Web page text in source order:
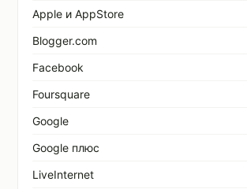
Apple и AppStore
Blogger.com
Facebook
Foursquare
Google
Google плюс
LiveInternet